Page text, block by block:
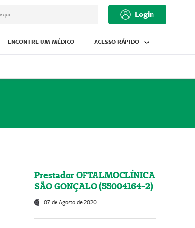
Login
ENCONTRE UM MÉDICO ACESSO RÁPIDO
Prestador OFTALMOCLÍNICA
SÃO GONÇALO (55004164-2)
07 de Agosto de 2020